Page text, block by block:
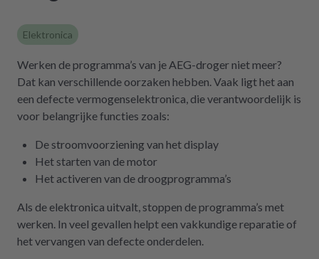
Elektronica
Werken de programma’s van je AEG-droger niet meer?
Dat kan verschillende oorzaken hebben. Vaak ligt het aan
een defecte vermogenselektronica, die verantwoordelijk is
voor belangrijke functies zoals:
De stroomvoorziening van het display
Het starten van de motor
Het activeren van de droogprogramma’s
Als de elektronica uitvalt, stoppen de programma’s met
werken. In veel gevallen helpt een vakkundige reparatie of
het vervangen van defecte onderdelen.